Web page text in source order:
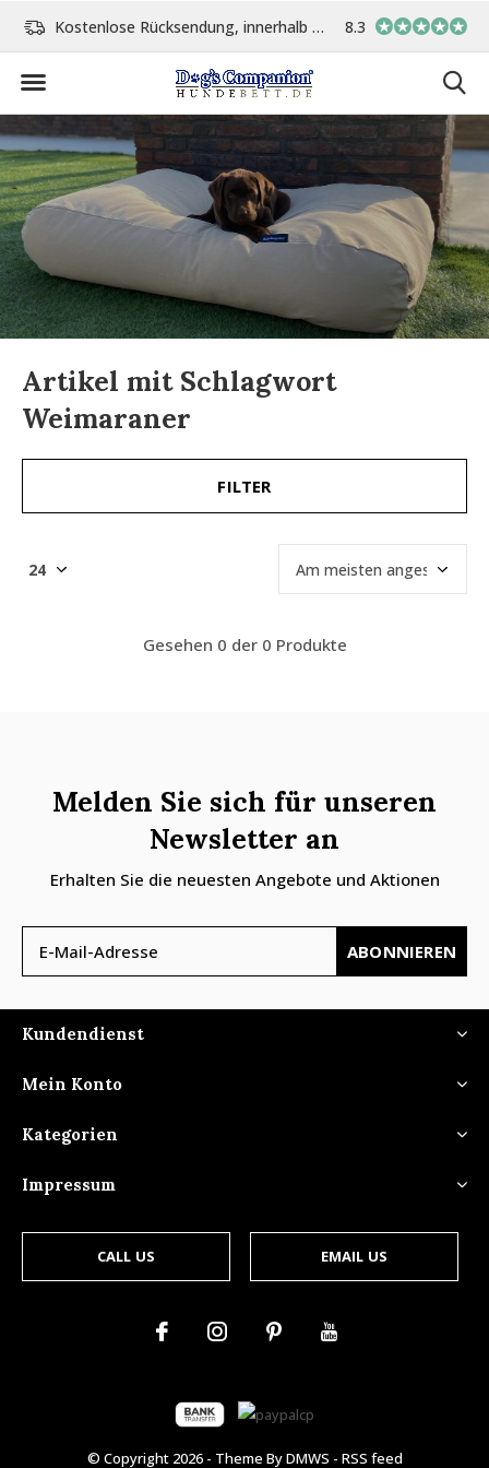
Kostenlose Rücksendung, innerhalb 14 Tage Vor 15:00 Uhr bestellt,
8.3
Artikel mit Schlagwort
Weimaraner
FILTER
Gesehen 0 der 0 Produkte
Melden Sie sich für unseren
Newsletter an
Erhalten Sie die neuesten Angebote und Aktionen
ABONNIEREN
Kundendienst
Mein Konto
Kategorien
Impressum
CALL US EMAIL US
© Copyright 2026- Theme ByDMWS - RSS feed